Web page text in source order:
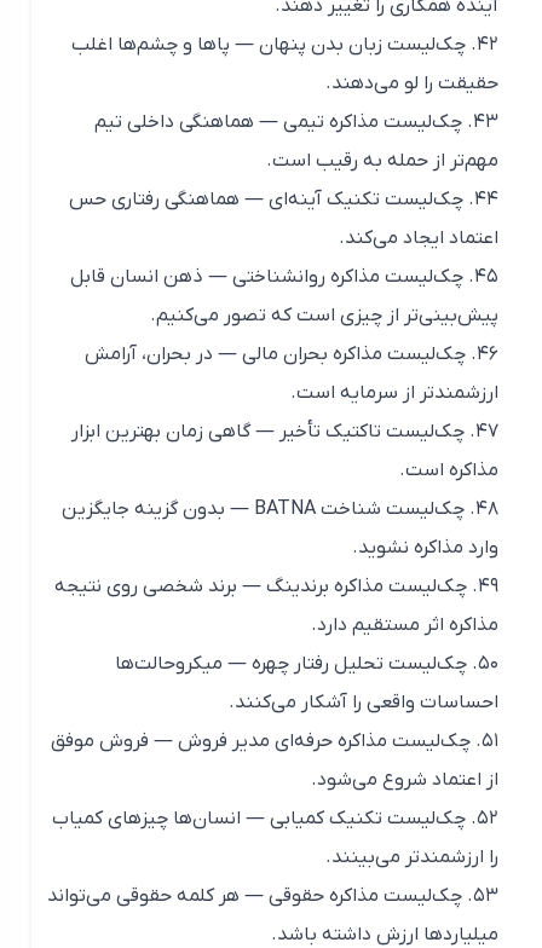
آینده همکاری را تغییر دهند.
۴۲. چک‌لیست زبان بدن پنهان — پاها و چشم‌ها اغلب
حقیقت را لو می‌دهند.
۴۳. چک‌لیست مذاکره تیمی — هماهنگی داخلی تیم
مهم‌تر از حمله به رقیب است.
۴۴. چک‌لیست تکنیک آینه‌ای — هماهنگی رفتاری حس
اعتماد ایجاد می‌کند.
۴۵. چک‌لیست مذاکره روانشناختی — ذهن انسان قابل
پیش‌بینی‌تر از چیزی است که تصور می‌کنیم.
۴۶. چک‌لیست مذاکره بحران مالی — در بحران، آرامش
ارزشمندتر از سرمایه است.
۴۷. چک‌لیست تاکتیک تأخیر — گاهی زمان بهترین ابزار
مذاکره است.
۴۸. چک‌لیست شناخت BATNA — بدون گزینه جایگزین
وارد مذاکره نشوید.
۴۹. چک‌لیست مذاکره برندینگ — برند شخصی روی نتیجه
مذاکره اثر مستقیم دارد.
۵۰. چک‌لیست تحلیل رفتار چهره — میکروحالت‌ها
احساسات واقعی را آشکار می‌کنند.
۵۱. چک‌لیست مذاکره حرفه‌ای مدیر فروش — فروش موفق
از اعتماد شروع می‌شود.
۵۲. چک‌لیست تکنیک کمیابی — انسان‌ها چیزهای کمیاب
را ارزشمندتر می‌بینند.
۵۳. چک‌لیست مذاکره حقوقی — هر کلمه حقوقی می‌تواند
میلیاردها ارزش داشته باشد.